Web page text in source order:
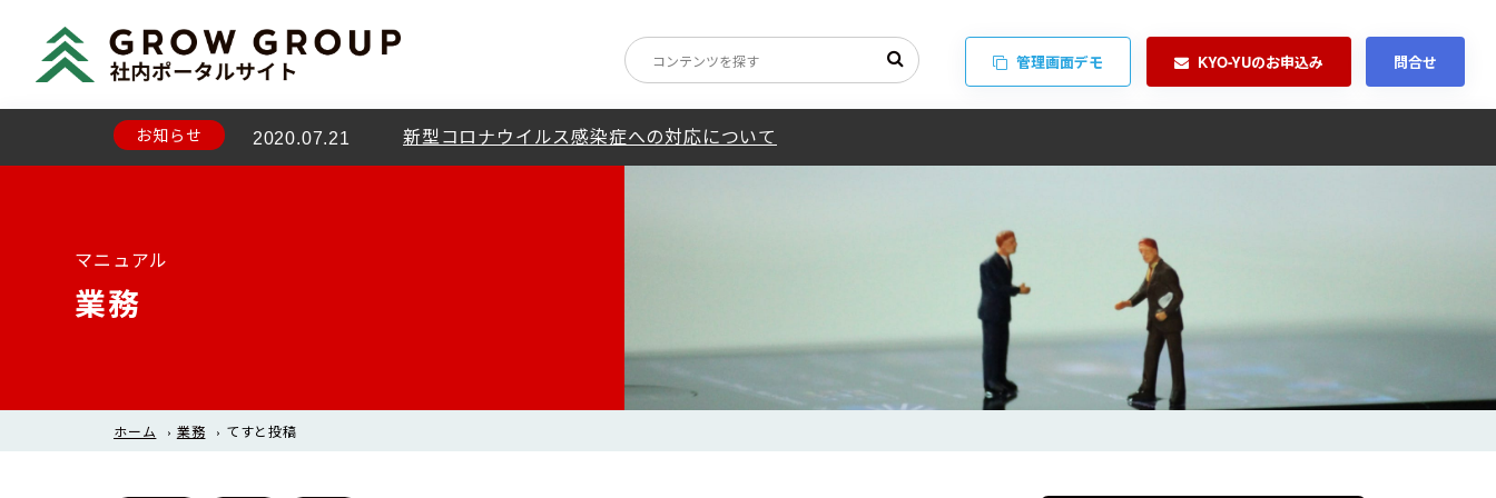
管理画面デモ KYO-YUのお申込み 問合せ
お知らせ 2020.07.21 新型コロナウイルス感染症への対応について
お知らせ 2020.07.22
マニュアル
業務
ホーム › 業務 › てすと投稿